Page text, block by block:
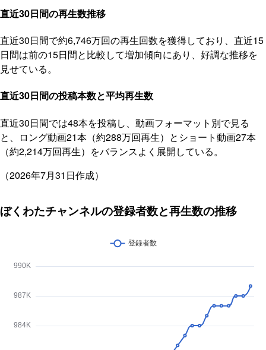
直近30日間の再生数推移
直近30日間で約6,746万回の再生回数を獲得しており、直近15
日間は前の15日間と比較して増加傾向にあり、好調な推移を
見せている。
直近30日間の投稿本数と平均再生数
直近30日間では48本を投稿し、動画フォーマット別で見る
と、ロング動画21本（約288万回再生）とショート動画27本
（約2,214万回再生）をバランスよく展開している。
（2026年7月31日作成）
ぼくわたチャンネルの登録者数と再生数の推移